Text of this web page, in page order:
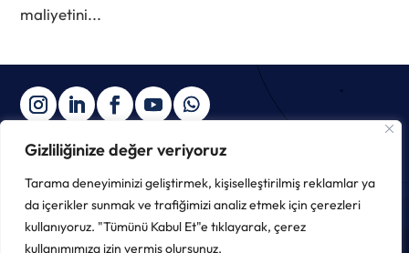
Gizliliğinize değer veriyoruz
Tarama deneyiminizi geliştirmek, kişiselleştirilmiş reklamlar ya
da içerikler sunmak ve trafiğimizi analiz etmek için çerezleri
kullanıyoruz. "Tümünü Kabul Et"e tıklayarak, çerez
kullanımımıza izin vermiş olursunuz.
maliyetini...
Copyright © 2025 ∙ The Integral Institute ∙ Gizlilik Politikası